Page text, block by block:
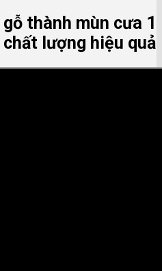
thành mùn cưa 1
chất lượng hiệu quả